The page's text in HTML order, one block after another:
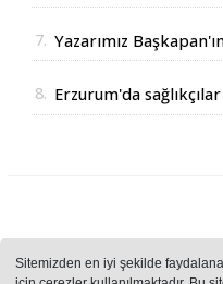
Sitemizden en iyi şekilde
7. Yazarımız
8. Erzurum'da